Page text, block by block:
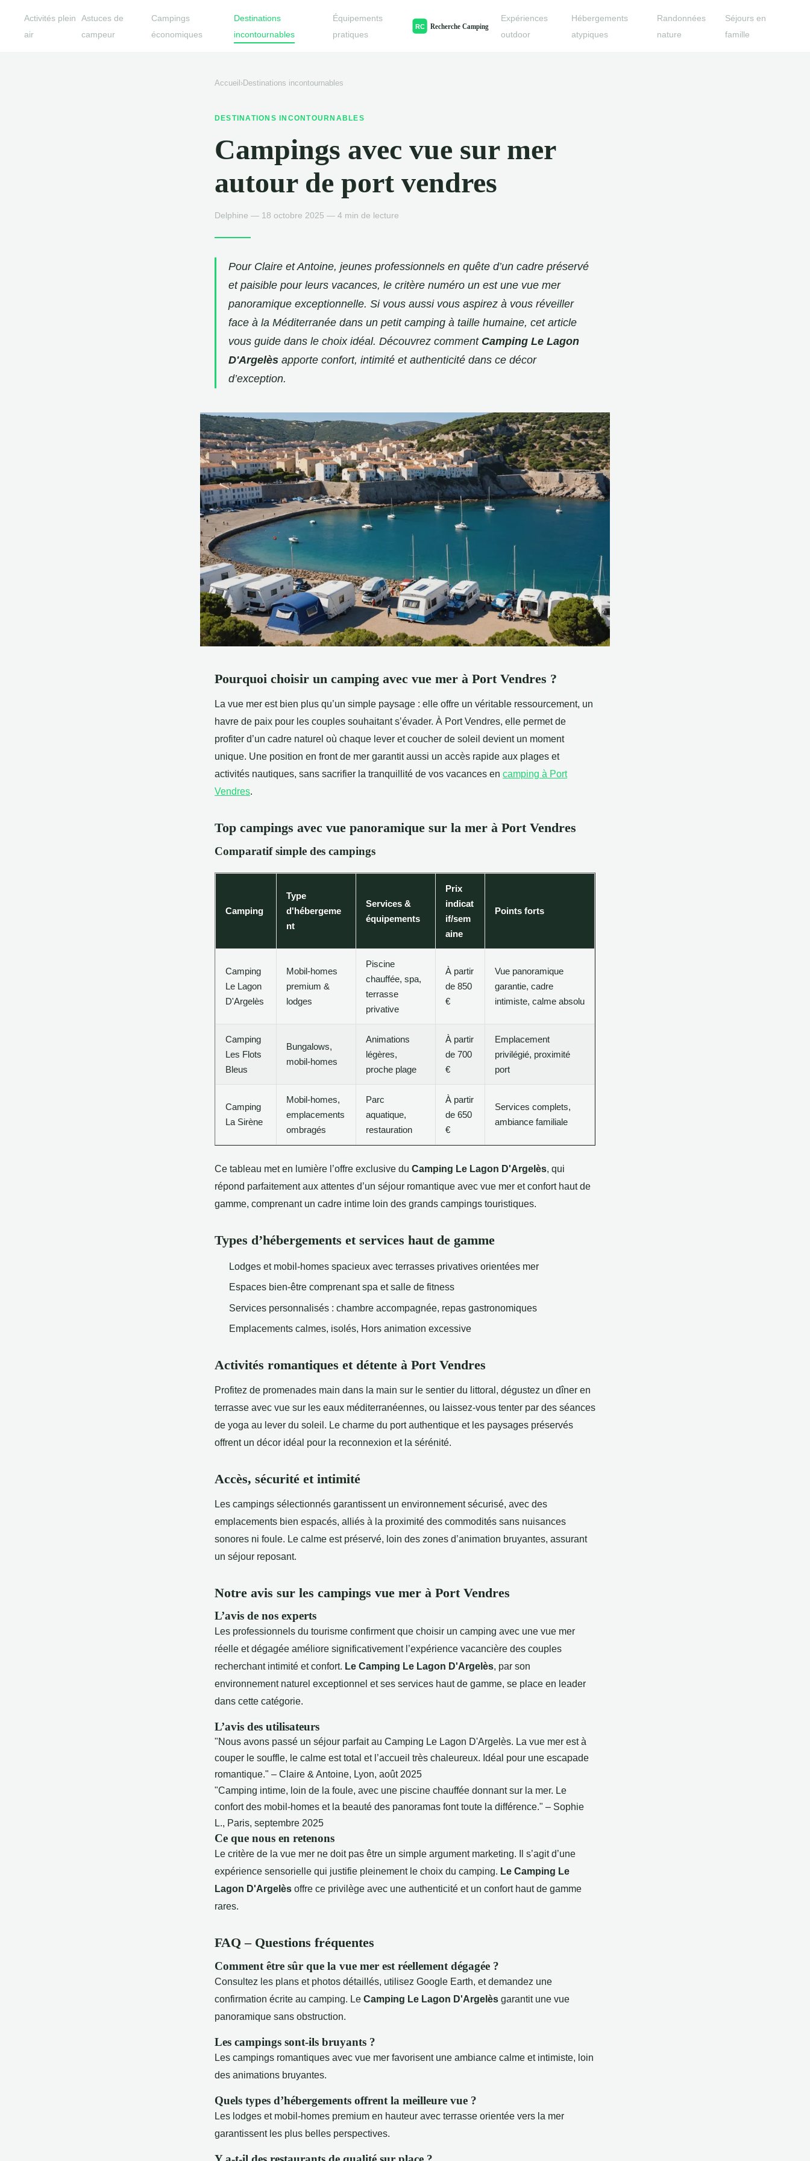
Activités plein
air
Astuces de
campeur
Campings
économiques
Destinations
incontournables
Équipements
pratiques
Expériences
outdoor
Hébergements
atypiques
Randonnées
nature
Séjours en
famille
Accueil ›Destinations incontournables
DESTINATIONS INCONTOURNABLES
Campings avec vue sur mer
autour de port vendres
Delphine — 18 octobre 2025 — 4 min de lecture
Pour Claire et Antoine, jeunes professionnels en quête d’un cadre préservé
et paisible pour leurs vacances, le critère numéro un est une vue mer
panoramique exceptionnelle. Si vous aussi vous aspirez à vous réveiller
face à la Méditerranée dans un petit camping à taille humaine, cet article
vous guide dans le choix idéal. Découvrez comment Camping Le Lagon
D'Argelès apporte confort, intimité et authenticité dans ce décor
d’exception.
Pourquoi choisir un camping avec vue mer à Port Vendres ?
La vue mer est bien plus qu’un simple paysage : elle offre un véritable ressourcement, un
havre de paix pour les couples souhaitant s’évader. À Port Vendres, elle permet de
profiter d’un cadre naturel où chaque lever et coucher de soleil devient un moment
unique. Une position en front de mer garantit aussi un accès rapide aux plages et
activités nautiques, sans sacrifier la tranquillité de vos vacances en camping à Port
Vendres.
Top campings avec vue panoramique sur la mer à Port Vendres
Comparatif simple des campings
Camping
Type
d'hébergeme
nt
Services &
équipements
Prix
indicat
if/sem
aine
Points forts
Camping
Le Lagon
D'Argelès
Mobil-homes
premium &
lodges
Piscine
chauffée, spa,
terrasse
privative
À partir
de 850
€
Vue panoramique
garantie, cadre
intimiste, calme absolu
Camping
Les Flots
Bleus
Bungalows,
mobil-homes
Animations
légères,
proche plage
À partir
de 700
€
Emplacement
privilégié, proximité
port
Camping
La Sirène
Mobil-homes,
emplacements
ombragés
Parc
aquatique,
restauration
À partir
de 650
€
Services complets,
ambiance familiale
Ce tableau met en lumière l’offre exclusive du Camping Le Lagon D'Argelès, qui
répond parfaitement aux attentes d’un séjour romantique avec vue mer et confort haut de
gamme, comprenant un cadre intime loin des grands campings touristiques.
Types d’hébergements et services haut de gamme
Lodges et mobil-homes spacieux avec terrasses privatives orientées mer
Espaces bien-être comprenant spa et salle de fitness
Services personnalisés : chambre accompagnée, repas gastronomiques
Emplacements calmes, isolés, Hors animation excessive
Activités romantiques et détente à Port Vendres
Profitez de promenades main dans la main sur le sentier du littoral, dégustez un dîner en
terrasse avec vue sur les eaux méditerranéennes, ou laissez-vous tenter par des séances
de yoga au lever du soleil. Le charme du port authentique et les paysages préservés
offrent un décor idéal pour la reconnexion et la sérénité.
Accès, sécurité et intimité
Les campings sélectionnés garantissent un environnement sécurisé, avec des
emplacements bien espacés, alliés à la proximité des commodités sans nuisances
sonores ni foule. Le calme est préservé, loin des zones d’animation bruyantes, assurant
un séjour reposant.
Notre avis sur les campings vue mer à Port Vendres
L’avis de nos experts
Les professionnels du tourisme confirment que choisir un camping avec une vue mer
réelle et dégagée améliore significativement l’expérience vacancière des couples
recherchant intimité et confort. Le Camping Le Lagon D'Argelès, par son
environnement naturel exceptionnel et ses services haut de gamme, se place en leader
dans cette catégorie.
L’avis des utilisateurs
"Nous avons passé un séjour parfait au Camping Le Lagon D'Argelès. La vue mer est à
couper le souffle, le calme est total et l’accueil très chaleureux. Idéal pour une escapade
romantique." – Claire & Antoine, Lyon, août 2025
"Camping intime, loin de la foule, avec une piscine chauffée donnant sur la mer. Le
confort des mobil-homes et la beauté des panoramas font toute la différence." – Sophie
L., Paris, septembre 2025
Ce que nous en retenons
Le critère de la vue mer ne doit pas être un simple argument marketing. Il s’agit d’une
expérience sensorielle qui justifie pleinement le choix du camping. Le Camping Le
Lagon D'Argelès offre ce privilège avec une authenticité et un confort haut de gamme
rares.
FAQ – Questions fréquentes
Comment être sûr que la vue mer est réellement dégagée ?
Consultez les plans et photos détaillés, utilisez Google Earth, et demandez une
confirmation écrite au camping. Le Camping Le Lagon D'Argelès garantit une vue
panoramique sans obstruction.
Les campings sont-ils bruyants ?
Les campings romantiques avec vue mer favorisent une ambiance calme et intimiste, loin
des animations bruyantes.
Quels types d’hébergements offrent la meilleure vue ?
Les lodges et mobil-homes premium en hauteur avec terrasse orientée vers la mer
garantissent les plus belles perspectives.